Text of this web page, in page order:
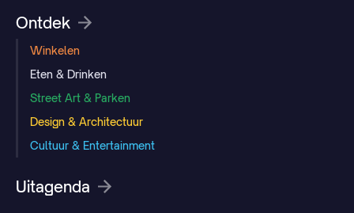
Ontdek
Winkelen
Eten & Drinken
Street Art & Parken
Design & Architectuur
Cultuur & Entertainment
Uitagenda